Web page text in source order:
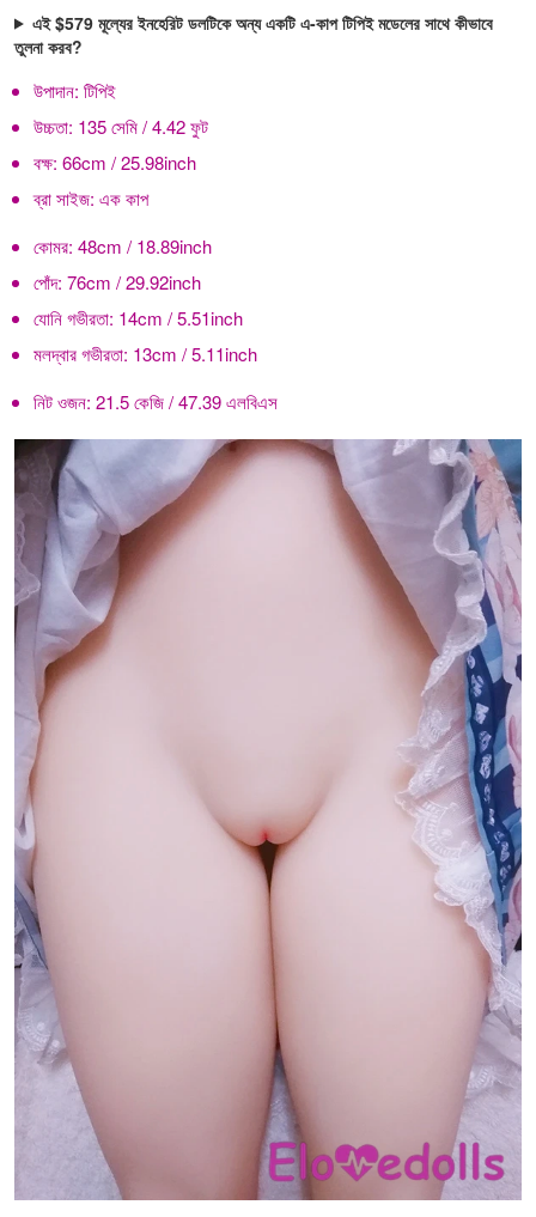
এই $579 মূল্যের ইনহেরিট ডলটিকে অন্য একটি এ-কাপ টিপিই মডেলের সাথে কীভাবে
তুলনা করব?
উপাদান: টিপিই
উচ্চতা: 135 সেমি / 4.42 ফুট
বক্ষ: 66cm / 25.98inch
ব্রা সাইজ: এক কাপ
কোমর: 48cm / 18.89inch
পোঁদ: 76cm / 29.92inch
যোনি গভীরতা: 14cm / 5.51inch
মলদ্বার গভীরতা: 13cm / 5.11inch
নিট ওজন: 21.5 কেজি / 47.39 এলবিএস